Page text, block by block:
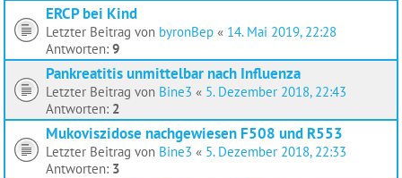
ERCP bei Kind
Letzter Beitrag von byronBep « 14. Mai 2019, 22:28
Antworten: 9
Pankreatitis unmittelbar nach Influenza
Letzter Beitrag von Bine3 « 5. Dezember 2018, 22:43
Antworten: 2
Mukoviszidose nachgewiesen F508 und R553
Letzter Beitrag von Bine3 « 5. Dezember 2018, 22:33
Antworten: 3